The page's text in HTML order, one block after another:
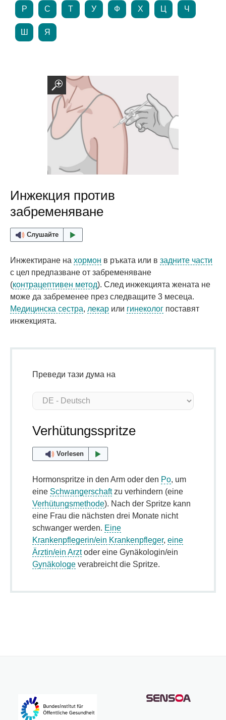
Р С Т У Ф Х Ц Ч
Ш Я
Инжекция против
забременяване
Слушайте
Инжектиране на хормон в ръката или в задните части
с цел предпазване от забременяване
(контрацептивен метод). След инжекцията жената не
може да забременее през следващите 3 месеца.
Медицинска сестра, лекар или гинеколог поставят
инжекцията.
Преведи тази дума на
Verhütungsspritze
Vorlesen
Hormonspritze in den Arm oder den Po, um
eine Schwangerschaftzu verhindern (eine
Verhütungsmethode). Nach der Spritze kann
eine Frau die nächsten drei Monate nicht
schwanger werden. Eine
Krankenpflegerin/ein Krankenpfleger, eine
Ärztin/ein Arztoder eine Gynäkologin/ein
Gynäkologe verabreicht die Spritze.